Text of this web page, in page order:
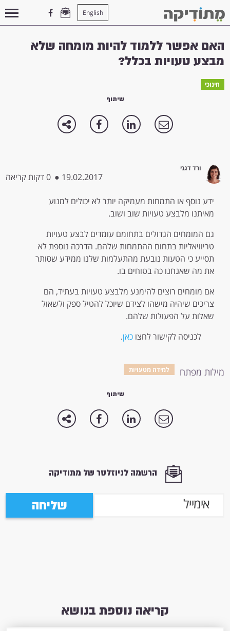
English
עמוד הבית האם אפשר ללמוד להיות מומחה שלא מבצע טעויות בכלל?
האם אפשר ללמוד להיות מומחה שלא
מבצע טעויות בכלל?
חינוכי
שיתוף
ורד דגני
19.02.2017
● 0 דקות קריאה
ידע נוסף או התמחות מעמיקה יותר לא יכולים למנוע
מאיתנו מלבצע טעויות שוב ושוב.
גם המומחים הגדולים בתחומם עומדים לבצע טעויות
טריוויאליות בתחום ההתמחות שלהם. הדרכה נוספת לא
תסייע כי הטעות נובעת מהתעלמות שלנו ממידע שסותר
את מה שאנחנו כה בטוחים בו.
אם מומחים רוצים להימנע מלבצע טעויות בעתיד, הם
צריכים שיהיה מישהו לצידם שיוכל להטיל ספק ולשאול
שאלות על הפעולות שלהם.
לכניסה לקישור לחצוכאן.
מילות מפתח למידה מטעויות
שיתוף
הרשמה לניוזלטר של מתודיקה
שליחה
קריאה נוספת בנושא